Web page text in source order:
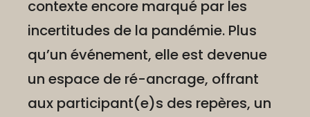
contexte encore marqué par les
incertitudes de la pandémie. Plus
qu’un événement, elle est devenue
un espace de ré-ancrage, offrant
aux participant(e)s des repères, un